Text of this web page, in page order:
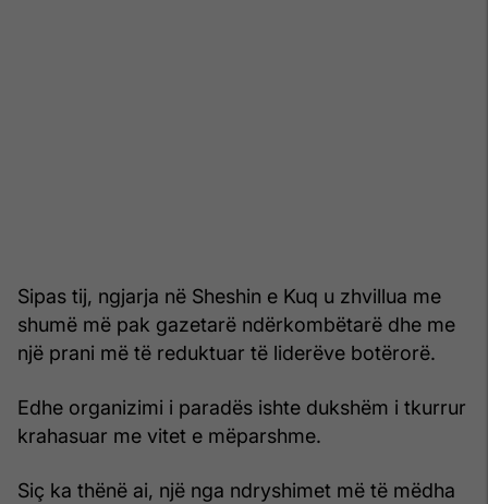
Sipas tij, ngjarja në Sheshin e Kuq u zhvillua me
shumë më pak gazetarë ndërkombëtarë dhe me
një prani më të reduktuar të liderëve botërorë.
Edhe organizimi i paradës ishte dukshëm i tkurrur
krahasuar me vitet e mëparshme.
Siç ka thënë ai, një nga ndryshimet më të mëdha